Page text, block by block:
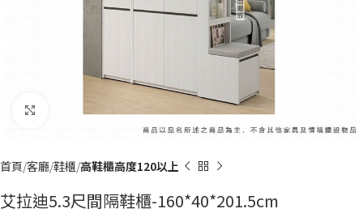
首頁 客廳 鞋櫃 高鞋櫃高度120以上
艾拉迪5.3尺間隔鞋櫃-160*40*201.5cm